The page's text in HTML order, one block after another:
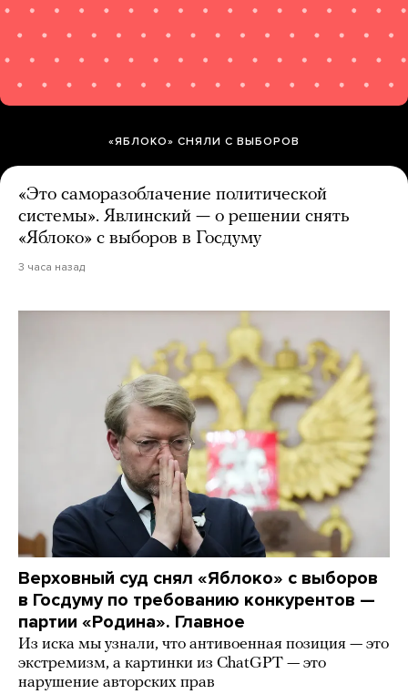
«ЯБЛОКО» СНЯЛИ С ВЫБОРОВ
«Это саморазоблачение политической
системы». Явлинский — о решении снять
«Яблоко» с выборов в Госдуму
3 часа назад
Верховный суд снял «Яблоко» с выборов
в Госдуму по требованию конкурентов —
партии «Родина». Главное
Из иска мы узнали, что антивоенная позиция — это
экстремизм, а картинки из СhatGPT — это
нарушение авторских прав